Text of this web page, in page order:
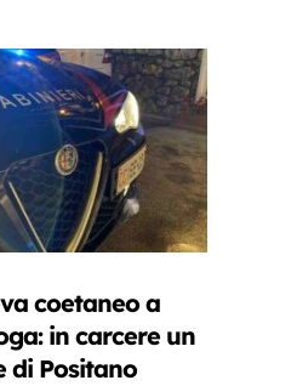
coetaneo a
in carcere un
di Positano